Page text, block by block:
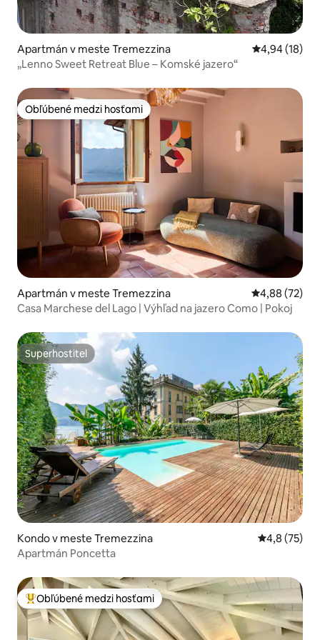
Apartmán v meste Tremezzina Priemerné
4,94 (18)
„Lenno Sweet Retreat Blue – Komské jazero“
Obľúbené medzi hosťami
Obľúbené medzi hosťami
Apartmán v meste Tremezzina Priemerné
4,88 (72)
Casa Marchese del Lago | Výhľad na jazero Como | Pokoj
Superhostiteľ
Superhostiteľ
Kondo v meste Tremezzina Priemerné
4,8 (75)
Apartmán Poncetta
Najobľúbenejšie medzi hosťami
Obľúbené medzi hosťami